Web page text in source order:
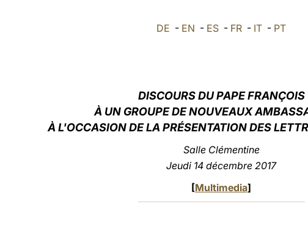
DE - EN - ES - FR - IT - PT
DISCOURS DU PAPE FRANÇOIS
À UN GROUPE DE NOUVEAUX
À L'OCCASION DE LA PRÉSENTATION DES
Salle Clémentine
Jeudi 14 décembre 2017
[Multimedia]